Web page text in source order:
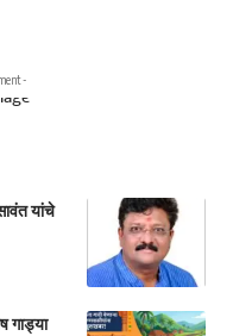
-
यांचे
गाड्या